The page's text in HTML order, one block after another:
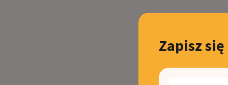
Zapisz